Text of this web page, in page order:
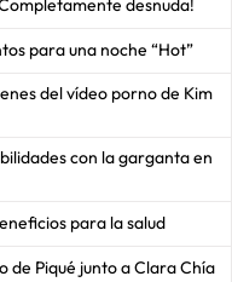
desnuda!
para una noche “Hot”
del vídeo porno de Kim
con la garganta en
para la salud
Piqué junto a Clara Chía